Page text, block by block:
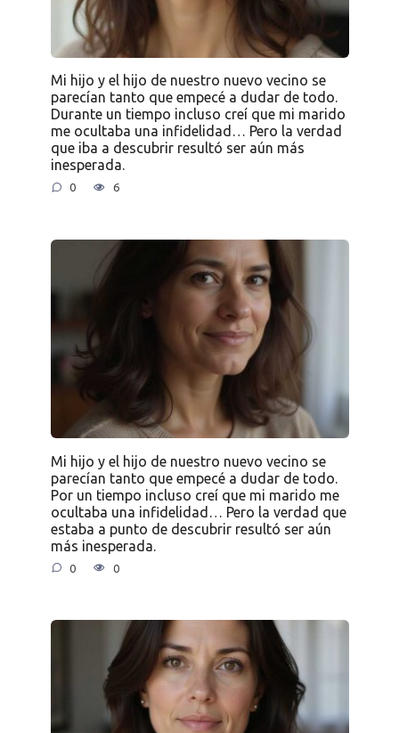
Mi hijo y el hijo de nuestro nuevo vecino se
parecían tanto que empecé a dudar de todo.
Durante un tiempo incluso creí que mi marido
me ocultaba una infidelidad… Pero la verdad
que iba a descubrir resultó ser aún más
inesperada.
0 6
Mi hijo y el hijo de nuestro nuevo vecino se
parecían tanto que empecé a dudar de todo.
Por un tiempo incluso creí que mi marido me
ocultaba una infidelidad… Pero la verdad que
estaba a punto de descubrir resultó ser aún
más inesperada.
0 0